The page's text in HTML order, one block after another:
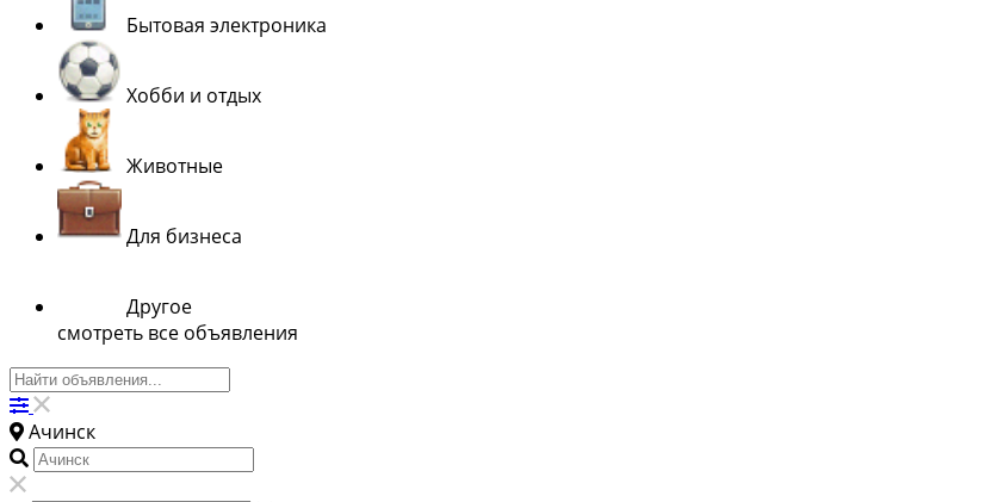
Бытовая электроника
Хобби и отдых
Животные
Для бизнеса
Другое
смотреть все объявления
Ачинск